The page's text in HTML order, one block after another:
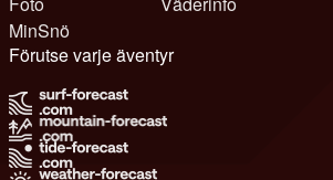
MinSnö
Förutse varje äventyr